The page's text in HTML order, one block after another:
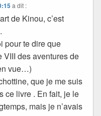
a dit :
de Kinou, c’est
pour te dire que
VIII des aventures de
vue…)
que je me suis
ce livre . En fait, je le
mais je n’avais